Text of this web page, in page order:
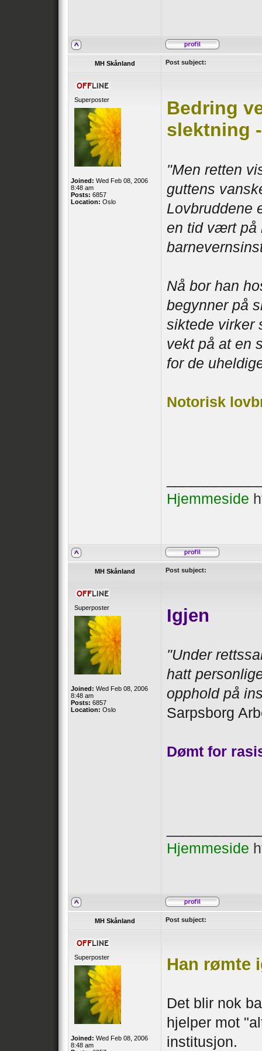
MH Skånland Post subject:
Superposter
Joined: Wed Feb 08, 2006
8:48 am
Posts: 6857
Location: Oslo
Bedring
slektning
"Men retten
guttens
Lovbruddene
en tid vært på
Nå bor han
begynner på
siktede virker
vekt på at en
for de
Notorisk
Hjemmeside
MH Skånland Post subject:
Superposter
Joined: Wed Feb 08, 2006
8:48 am
Posts: 6857
Location: Oslo
Igjen
"Under
hatt
opphold på
Sarpsborg
Dømt for
Hjemmeside
MH Skånland Post subject:
Superposter
Joined: Wed Feb 08, 2006
8:48 am
Han rømte
Det blir nok
hjelper mot
institusjon.